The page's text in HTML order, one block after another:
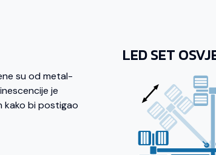
su od metal-
je
kako bi postigao
LED SET